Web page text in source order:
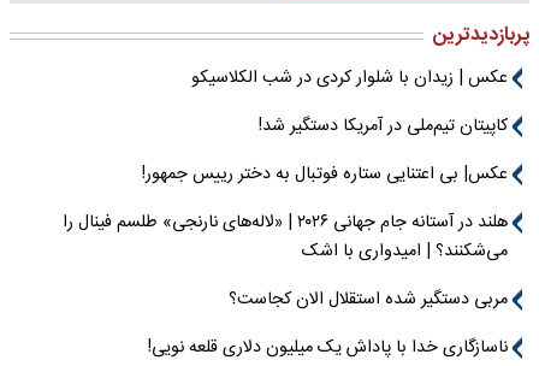
پربازدیدترین
عکس | زیدان با شلوار کردی در شب الکلاسیکو
کاپیتان تیم‌ملی در آمریکا دستگیر شد!
عکس| بی اعتنایی ستاره فوتبال به دختر رییس جمهور!
هلند در آستانه جام جهانی ۲۰۲۶ | «لاله‌های نارنجی» طلسم فینال را
می‌شکنند؟ | امیدواری با اشک
مربی دستگیر شده استقلال الان کجاست؟
ناسازگاری خدا با پاداش یک میلیون دلاری قلعه نویی!